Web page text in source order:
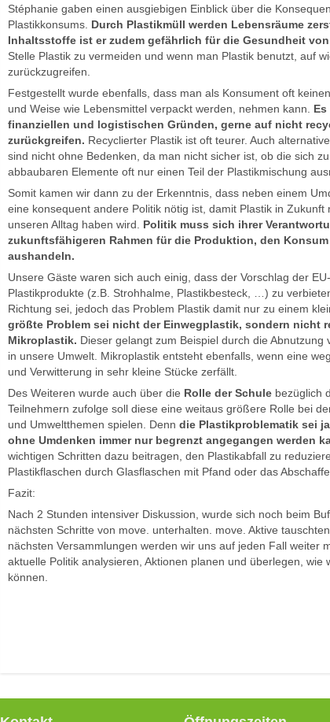
Stéphanie gaben einen ausgiebigen Einblick über die
Plastikkonsums. Durch Plastikmüll werden Lebensräume
Inhaltsstoffe ist er zudem gefährlich für die Gesundheit
Stelle Plastik zu vermeiden und wenn man Plastik benutzt, auf
zurückzugreifen.
Festgestellt wurde ebenfalls, dass man als Konsument oft
und Weise wie Lebensmittel verpackt werden, nehmen kann.
finanziellen und logistischen Gründen, gerne auf nicht
zurückgreifen. Recyclierter Plastik ist oft teurer. Auch
sind nicht ohne Bedenken, da man nicht sicher ist, ob die sich
abbaubaren Elemente oft nur einen Teil der Plastikmischung
Somit kamen wir dann zu der Erkenntnis, dass neben einem
eine konsequent andere Politik nötig ist, damit Plastik in
unseren Alltag haben wird. Politik muss sich ihrer
zukunftsfähigeren Rahmen für die Produktion, den
aushandeln.
Unsere Gäste waren sich auch einig, dass der Vorschlag der
Plastikprodukte (z.B. Strohhalme, Plastikbesteck, …) zu
Richtung sei, jedoch das Problem Plastik damit nur zu einem
größte Problem sei nicht der Einwegplastik, sondern nicht
Mikroplastik. Dieser gelangt zum Beispiel durch die
in unsere Umwelt. Mikroplastik entsteht ebenfalls, wenn eine
und Verwitterung in sehr kleine Stücke zerfällt.
Des Weiteren wurde auch über die Rolle der Schule bezüglich
Teilnehmern zufolge soll diese eine weitaus größere Rolle bei
und Umweltthemen spielen. Denn die Plastikproblematik sei
ohne Umdenken immer nur begrenzt angegangen werden
wichtigen Schritten dazu beitragen, den Plastikabfall zu
Plastikflaschen durch Glasflaschen mit Pfand oder das
Fazit:
Nach 2 Stunden intensiver Diskussion, wurde sich noch beim
nächsten Schritte von move. unterhalten. move. Aktive
nächsten Versammlungen werden wir uns auf jeden Fall weiter
aktuelle Politik analysieren, Aktionen planen und überlegen,
können.